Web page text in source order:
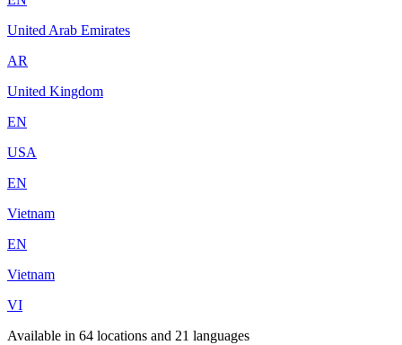
United Arab Emirates
AR
United Kingdom
EN
USA
EN
Vietnam
EN
Vietnam
VI
Available in 64 locations and 21 languages